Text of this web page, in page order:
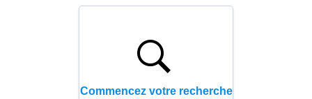
Commencez votre recherche